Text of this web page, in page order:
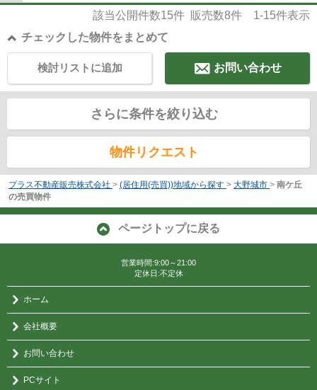
該当公開件数15件 販売数8件 1-15件表示
チェックした物件をまとめて
お問い合わせ
検討リストに追加
さらに条件を絞り込む
物件リクエスト
プラス不動産販売株式会社 > (居住用(売買))地域から探す > 大野城市 > 南ケ丘
の売買物件
ページトップに戻る
営業時間:9:00～21:00
定休日:不定休
ホーム
会社概要
お問い合わせ
PCサイト